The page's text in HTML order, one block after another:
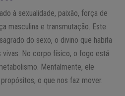
à sexualidade, paixão, força de
masculina e transmutação. Este
do sexo, o divino que habita
vivas. No corpo físico, o fogo está
Mentalmente, ele
o que nos faz mover.